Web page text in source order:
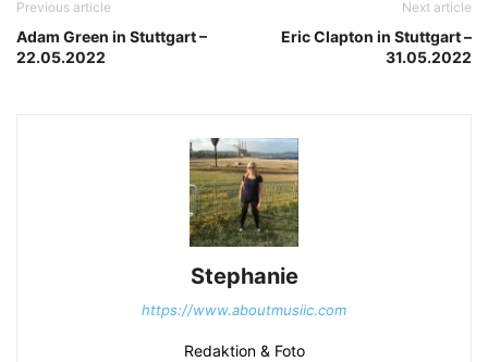
Previous article
Adam Green in Stuttgart –
22.05.2022
Next article
Eric Clapton in Stuttgart –
31.05.2022
Stephanie
https://www.aboutmusiic.com
Redaktion & Foto